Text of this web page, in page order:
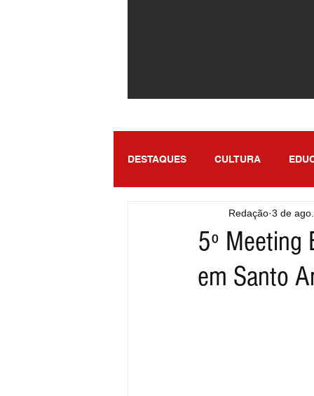
DESTAQUES CULTURA
ENTRETENIMENTO SÃO
5º Meeting
em Santo
Redação 3 de